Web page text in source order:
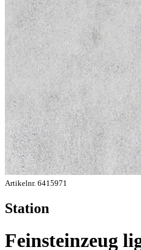
Artikelnr. 6415971
Station
Feinsteinzeug